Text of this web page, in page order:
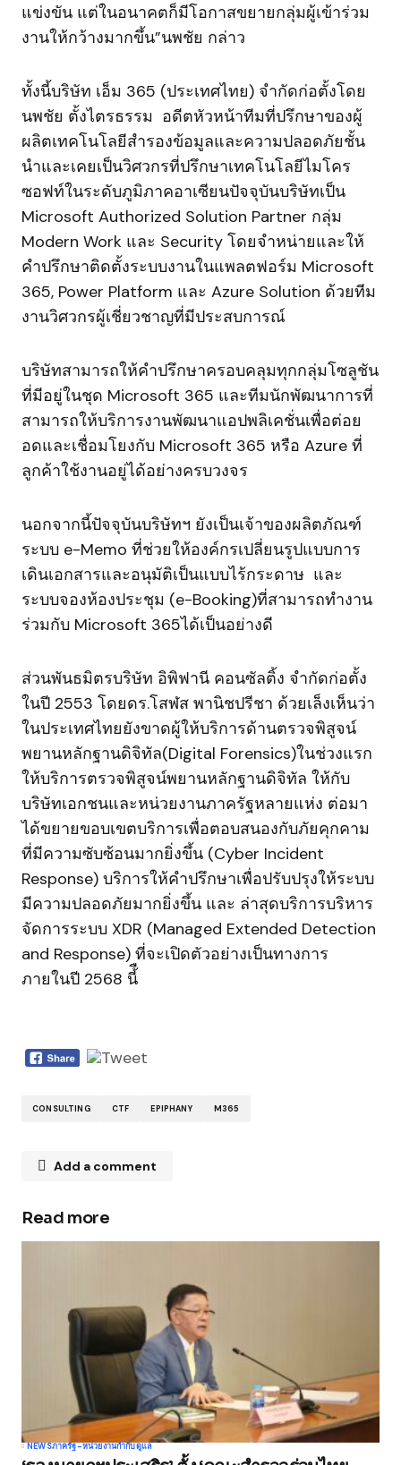
แข่งขัน แต่ในอนาคตก็มีโอกาสขยายกลุ่มผู้เข้าร่วม
งานให้กว้างมากขึ้น”นพชัย กล่าว
ทั้งนี้บริษัท เอ็ม 365 (ประเทศไทย) จำกัดก่อตั้งโดย
นพชัย ตั้งไตรธรรม อดีตหัวหน้าทีมที่ปรึกษาของผู้
ผลิตเทคโนโลยีสำรองข้อมูลและความปลอดภัยชั้น
นำและเคยเป็นวิศวกรที่ปรึกษาเทคโนโลยีไมโคร
ซอฟท์ในระดับภูมิภาคอาเซียนปัจจุบันบริษัทเป็น
Microsoft Authorized Solution Partner กลุ่ม
Modern Work และ Security โดยจำหน่ายและให้
คำปรึกษาติดตั้งระบบงานในแพลตฟอร์ม Microsoft
365, Power Platform และ Azure Solution ด้วยทีม
งานวิศวกรผู้เชี่ยวชาญที่มีประสบการณ์
บริษัทสามารถให้คำปรึกษาครอบคลุมทุกกลุ่มโซลูชัน
ที่มีอยู่ในชุด Microsoft 365 และทีมนักพัฒนาการที่
สามารถให้บริการงานพัฒนาแอปพลิเคชั่นเพื่อต่อย
อดและเชื่อมโยงกับ Microsoft 365 หรือ Azure ที่
ลูกค้าใช้งานอยู่ได้อย่างครบวงจร
นอกจากนี้ปัจจุบันบริษัทฯ ยังเป็นเจ้าของผลิตภัณฑ์
ระบบ e-Memo ที่ช่วยให้องค์กรเปลี่ยนรูปแบบการ
เดินเอกสารและอนุมัติเป็นแบบไร้กระดาษ และ
ระบบจองห้องประชุม (e-Booking)ที่สามารถทำงาน
ร่วมกับ Microsoft 365ได้เป็นอย่างดี
ส่วนพันธมิตรบริษัท อิพิฟานี คอนซัลติ้ง จำกัดก่อตั้ง
ในปี 2553 โดยดร.โสฬส พานิชปรีชา ด้วยเล็งเห็นว่า
ในประเทศไทยยังขาดผู้ให้บริการด้านตรวจพิสูจน์
พยานหลักฐานดิจิทัล(Digital Forensics)ในช่วงแรก
ให้บริการตรวจพิสูจน์พยานหลักฐานดิจิทัล ให้กับ
บริษัทเอกชนและหน่วยงานภาครัฐหลายแห่ง ต่อมา
ได้ขยายขอบเขตบริการเพื่อตอบสนองกับภัยคุกคาม
ที่มีความซับซ้อนมากยิ่งขึ้น (Cyber Incident
Response) บริการให้คำปรึกษาเพื่อปรับปรุงให้ระบบ
มีความปลอดภัยมากยิ่งขึ้น และ ล่าสุดบริการบริหาร
จัดการระบบ XDR (Managed Extended Detection
and Response) ที่จะเปิดตัวอย่างเป็นทางการ
ภายในปี 2568 นี้ื
CONSULTING CTF EPIPHANY M365
Add a comment
Your email address will not be published.
Comment*
Your Name*
Read more
NEWSภาครัฐ-หน่วยงานกำกับดูแล